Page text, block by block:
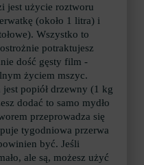
jest użycie roztworu
(około 1 litra) i
Wszystko to
potraktujesz
dość gęsty film -
życiem mszyc.
popiół drzewny (1 kg
dodać to samo mydło
przeprowadza się
tygodniowa przerwa
być. Jeśli
ale są, możesz użyć